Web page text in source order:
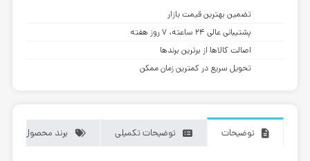
عدد
تضمین بهترین قیمت بازار
پشتیبانی عالی ۲۴ ساعته، ۷ روز هفته
اصالت کالاها از برترین برندها
تحویل سریع در کمترین زمان ممکن
توضیحات توضیحات تکمیلی برند محصول